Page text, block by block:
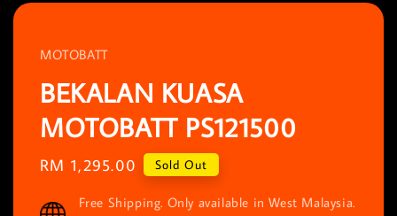
MOTOBATT
BEKALAN KUASA
MOTOBATT PS121500
Regular
RM 1,295.00 Sold Out
Free Shipping. Only available in West Malaysia.